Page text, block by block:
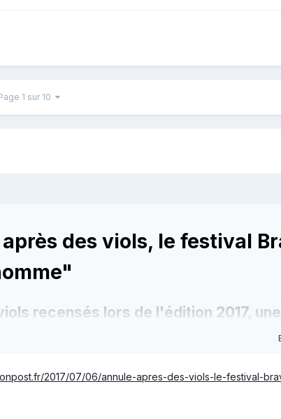
1 sur 10
des viols, le festival
recensés lors de l'édition 2017,
2017/07/06/annule-apres-des-viols-le-festival-